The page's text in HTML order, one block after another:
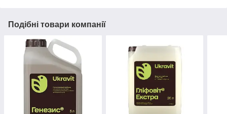
Подібні товари компанії